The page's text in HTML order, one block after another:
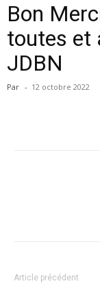
Bon
toutes et
JDBN
Par - 12 octobre 2022
Article précédent